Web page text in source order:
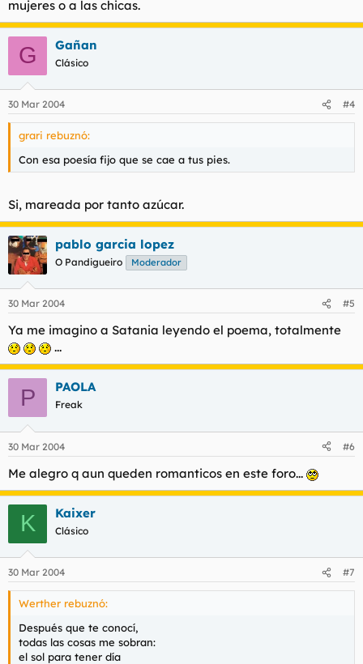
mujeres o a las chicas.
G Gañan
Clásico
30 Mar 2004 #4
grari rebuznó:
Con esa poesía fijo que se cae a tus pies.
Si, mareada por tanto azúcar.
pablo garcia lopez
O Pandigueiro Moderador
30 Mar 2004 #5
Ya me imagino a Satania leyendo el poema, totalmente
...
P PAOLA
Freak
30 Mar 2004 #6
Me alegro q aun queden romanticos en este foro...
K Kaixer
Clásico
30 Mar 2004 #7
Werther rebuznó:
Después que te conocí,
todas las cosas me sobran:
el sol para tener día